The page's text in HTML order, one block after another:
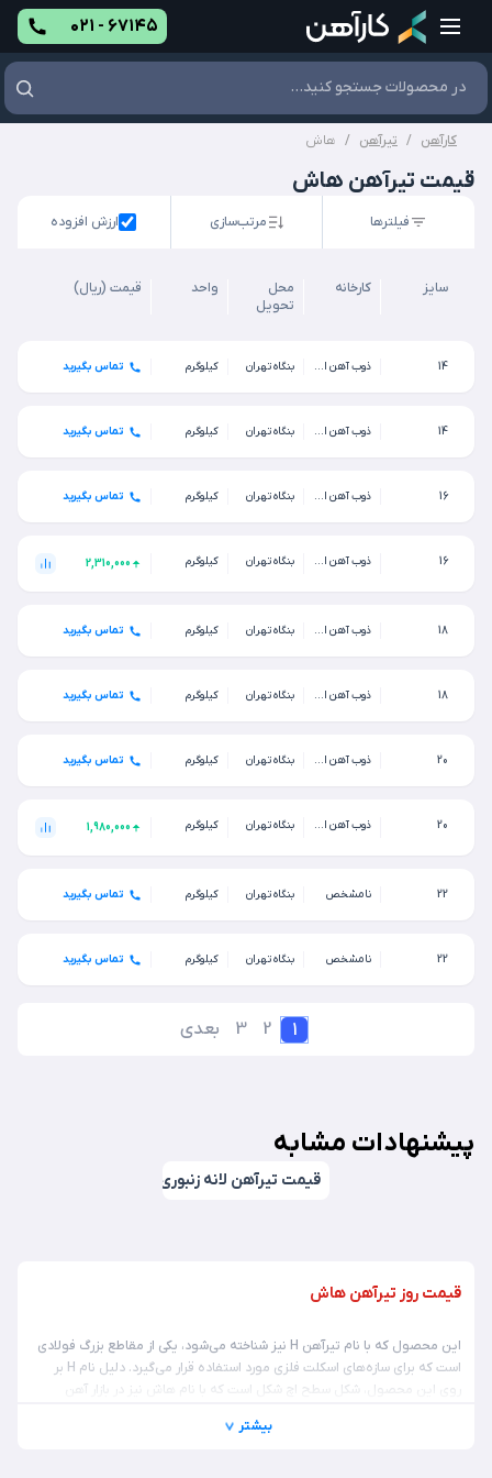
۰۲۱ - ۶۷۱۴۵
کارآهن / تیرآهن / هاش
قیمت تیرآهن هاش
فیلترها مرتب‌سازی ارزش افزوده
سایز کارخانه
محل
تحویل
واحد قیمت (ریال)
14 ذوب آهن اصفهان بنگاه تهران کیلوگرم تماس بگیرید
14 ذوب آهن اصفهان بنگاه تهران کیلوگرم تماس بگیرید
16 ذوب آهن اصفهان بنگاه تهران کیلوگرم تماس بگیرید
16 ذوب آهن اصفهان بنگاه تهران کیلوگرم 2,310,000
18 ذوب آهن اصفهان بنگاه تهران کیلوگرم تماس بگیرید
18 ذوب آهن اصفهان بنگاه تهران کیلوگرم تماس بگیرید
20 ذوب آهن اصفهان بنگاه تهران کیلوگرم تماس بگیرید
20 ذوب آهن اصفهان بنگاه تهران کیلوگرم 1,980,000
22 نامشخص بنگاه تهران کیلوگرم تماس بگیرید
22 نامشخص بنگاه تهران کیلوگرم تماس بگیرید
1
2
3 بعدی
پیشنهادات مشابه
قیمت تیرآهن لانه زنبوری
قیمت روز تیرآهن هاش
این محصول که با نام تیرآهن H نیز شناخته می‌شود، یکی از مقاطع بزرگ فولادی
است که برای سازه‌های اسکلت فلزی مورد استفاده قرار می‌گیرد. دلیل نام H بر
روی این محصول، شکل سطح اچ شکل است که با نام هاش نیز در بازار آهن
بازار است که قابلیت تحمل بارهای سنگین را دارد. بنابراین برای پایداری سازه و
بیشتر